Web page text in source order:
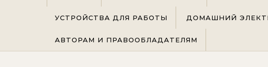
УСТРОЙСТВА ДЛЯ РАБОТЫ ДОМАШНИЙ
АВТОРАМ И ПРАВООБЛАДАТЕЛЯМ